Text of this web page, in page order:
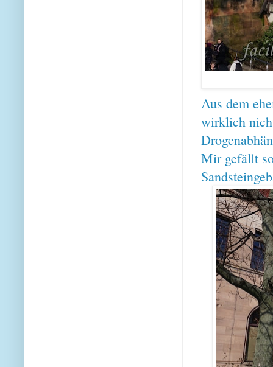
Aus dem
wirklich
Mir gefällt